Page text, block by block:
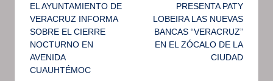
de
entradas
EL AYUNTAMIENTO DE
VERACRUZ INFORMA
SOBRE EL CIERRE
NOCTURNO EN
AVENIDA
CUAUHTÉMOC
PRESENTA PATY
LOBEIRA LAS NUEVAS
BANCAS “VERACRUZ”
EN EL ZÓCALO DE LA
CIUDAD